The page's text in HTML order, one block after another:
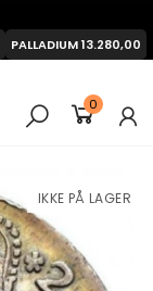
0
PALLADIUM13.280,00
IKKE PÅ LAGER